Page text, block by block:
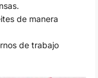
de manera
de trabajo